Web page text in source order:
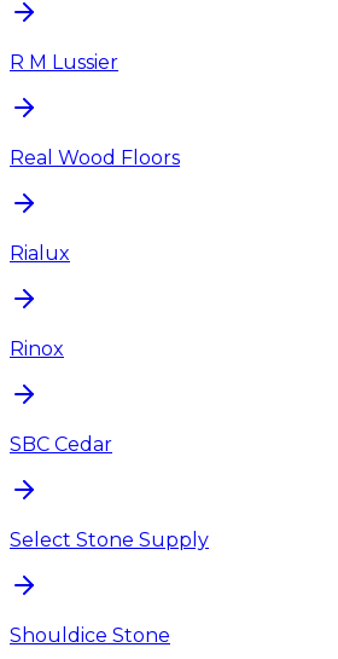
R M Lussier
Real Wood Floors
Rialux
Rinox
SBC Cedar
Select Stone Supply
Shouldice Stone